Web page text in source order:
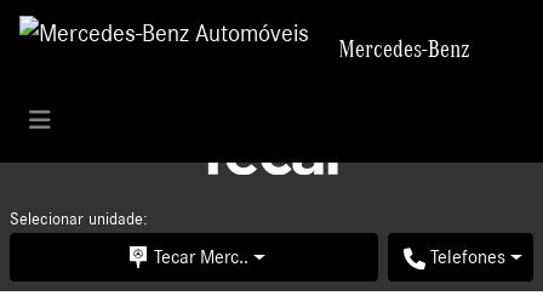
Mercedes-Benz
Selecionar unidade:
Tecar Merc.. Telefones
Mercedes-Benz